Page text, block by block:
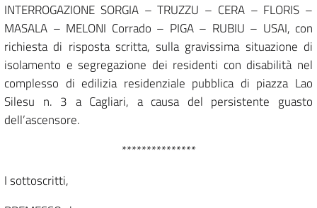
INTERROGAZIONE SORGIA – TRUZZU – CERA – FLORIS –
MASALA – MELONI Corrado – PIGA – RUBIU – USAI, con
richiesta di risposta scritta, sulla gravissima situazione di
isolamento e segregazione dei residenti con disabilità nel
complesso di edilizia residenziale pubblica di piazza Lao
Silesu n. 3 a Cagliari, a causa del persistente guasto
dell’ascensore.
***************
I sottoscritti,